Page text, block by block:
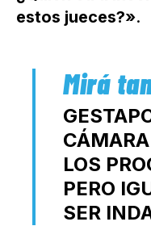
estos jueces?».
LOS
PERO
SER